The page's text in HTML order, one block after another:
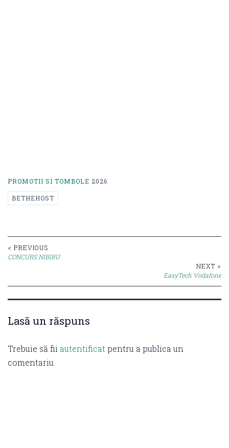
PROMOTII SI TOMBOLE 2026
BETHEHOST
Post
< PREVIOUS
CONCURS NIBIRU
NEXT >
EasyTech Vodafone
Lasă un răspuns
Trebuie să fii autentificat pentru a publica un
comentariu.